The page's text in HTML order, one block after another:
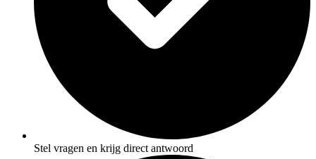
Stel vragen en krijg direct antwoord